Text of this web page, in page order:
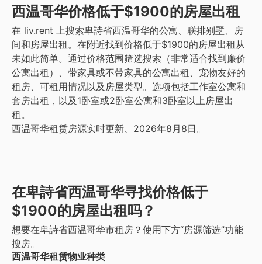
西温哥华价格低于$1900的房屋出租
在 liv.rent 上搜索卑詩省西温哥华的公寓、联排别墅、房
间和房屋出租。在附近找到价格低于$1900的房屋出租从
未如此简单。通过价格范围筛选搜索（非常适合找到廉价
公寓出租）、带家具或不带家具的公寓出租、宠物友好的
租房、可租用情况以及房屋类型。选项包括工作室公寓和
套房出租，以及1卧室或2卧室公寓和3卧室以上房屋出
租。
西温哥华租赁房源实时更新、2026年8月8日。
在卑詩省西温哥华寻找价格低于
$1900的房屋出租吗？
想要在卑詩省西温哥华市租房？使用下方“房源筛选”功能
搜房。
西温哥华租赁物业种类